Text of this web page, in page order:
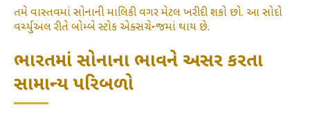
તમે વાસ્તવમાં સોનાની માલિકી વગર મેટલ ખરીદી શકો છો. આ સોદો
વર્ચ્યુઅલ રીતે બોમ્બે સ્ટોક એક્સચેન્જમાં થાય છે.
ભારતમાં સોનાના ભાવને અસર કરતા
સામાન્ય પરિબળો